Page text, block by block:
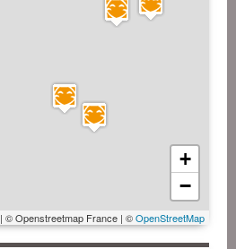
+
−
| © Openstreetmap France | ©OpenStreetMap